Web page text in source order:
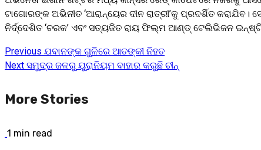
ଟାଗୋରଙ୍କ ଅଭିନୀତ ‘ଆରାନ୍‌ୟେର ଦୀନ ରାତ୍ରୀ’କୁ ପ୍ରଦର୍ଶିତ
ନିର୍ଦ୍ଦେଶିତ ‘ଚରକ’ ଏବଂ ସତ୍ୟଜିତ ରାୟ ଫିଲ୍ମ ଆଣ୍ଡ୍‌ ଟେଲିଭିଜନ
Continue
Reading
Previous ଯବାନଙ୍କ ଗୁଳିରେ ଆତଙ୍କୀ ନିହତ
Next ସମୁଦ୍ର ଜଳରୁ ୟୁରାନିୟମ ବାହାର କରୁଛି ଚୀନ୍
More Stories
1 min read